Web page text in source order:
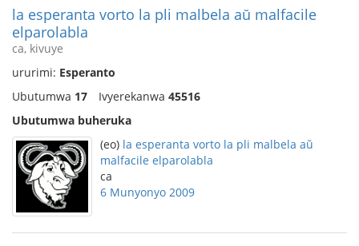
la esperanta vorto la pli malbela aŭ malfacile
elparolabla
ca, kivuye
ururimi: Esperanto
Ubutumwa 17 Ivyerekanwa 45516
Ubutumwa buheruka
(eo) la esperanta vorto la pli malbela aŭ
malfacile elparolabla
ca
6 Munyonyo 2009